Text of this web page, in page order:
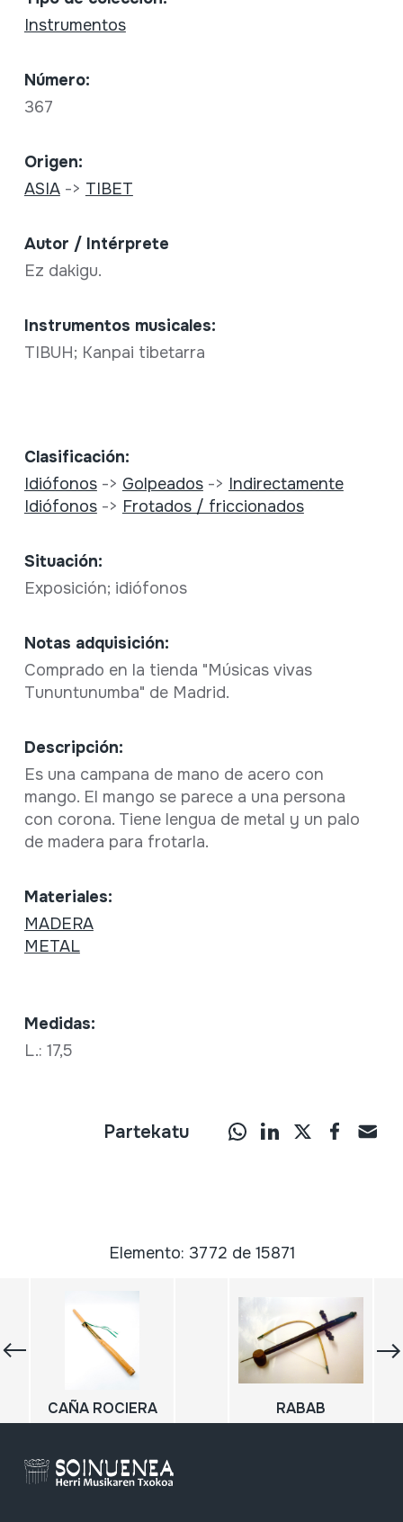
Instrumentos
Número:
367
Origen:
ASIA-> TIBET
Autor / Intérprete
Ez dakigu.
Instrumentos musicales:
TIBUH; Kanpai tibetarra
Clasificación:
Idiófonos-> Golpeados-> Indirectamente
Idiófonos-> Frotados / friccionados
Situación:
Exposición; idiófonos
Notas adquisición:
Comprado en la tienda "Músicas vivas
Tununtunumba" de Madrid.
Descripción:
Es una campana de mano de acero con
mango. El mango se parece a una persona
con corona. Tiene lengua de metal y un palo
de madera para frotarla.
Materiales:
MADERA
METAL
Medidas:
L.: 17,5
Partekatu
Elemento: 3772 de 15871
CAÑA ROCIERA RABAB